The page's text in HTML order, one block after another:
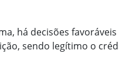
há decisões
sendo legítimo o